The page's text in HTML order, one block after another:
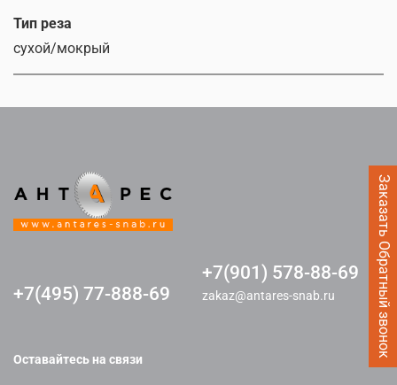
Заказать Обратный звонок
Тип реза
сухой/мокрый
+7(495) 77-888-69
+7(901) 578-88-69
zakaz@antares-snab.ru
Оставайтесь на связи